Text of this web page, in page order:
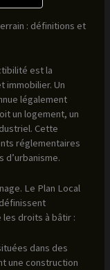
: définitions et
est la
immobilier. Un
légalement
un logement, un
Cette
réglementaires
Le Plan Local
droits à bâtir :
dans des
une construction